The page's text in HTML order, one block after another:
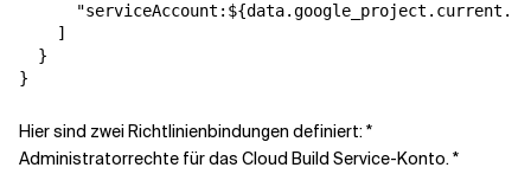
    ]
  }
Hier sind zwei Richtlinienbindungen definiert: *
Administratorrechte für das Cloud Build Service-Konto. *